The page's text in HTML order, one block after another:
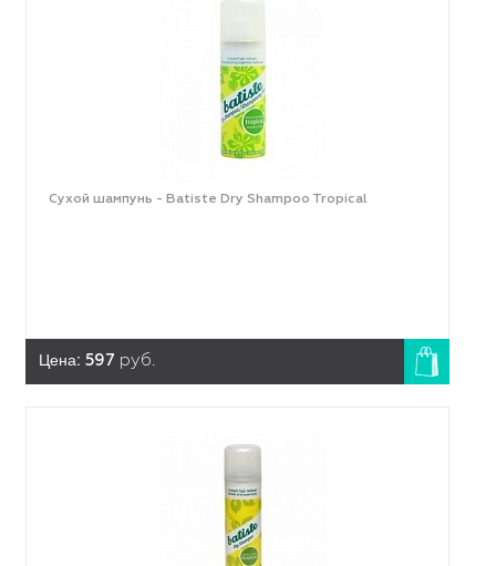
Сухой шампунь - Batiste Dry Shampoo Tropical
Цена: 597 руб.